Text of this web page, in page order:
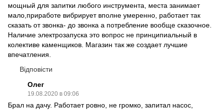
мощный для запитки любого инструмента, места занимает
мало,приработе вибрирует вполне умеренно, работает так
сказать от звонка- до звонка а потребление вообще сказочное.
Наличие электрозапуска это вопрос не принципиальный в
колективе каменщиков. Магазин так же создает лучшие
впечатления.
Відповісти
Олег
19.08.2020 в 09:06
Брал на дачу. Работает ровно, не громко, запитал насос,